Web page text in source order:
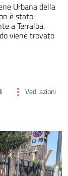
Urbana della
è stato
a Terralba.
viene trovato
Vedi azioni